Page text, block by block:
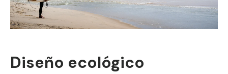
Diseño ecológico